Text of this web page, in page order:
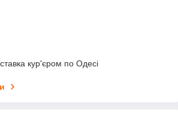
кур'єром по Одесі